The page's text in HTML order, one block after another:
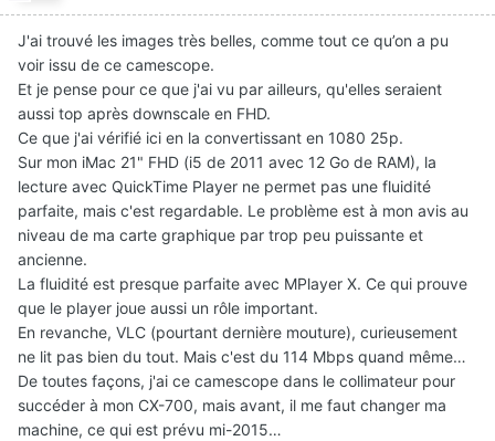
J'ai trouvé les images très belles, comme tout ce qu’on a pu
voir issu de ce camescope.
Et je pense pour ce que j'ai vu par ailleurs, qu'elles seraient
aussi top après downscale en FHD.
Ce que j'ai vérifié ici en la convertissant en 1080 25p.
Sur mon iMac 21" FHD (i5 de 2011 avec 12 Go de RAM), la
lecture avec QuickTime Player ne permet pas une fluidité
parfaite, mais c'est regardable. Le problème est à mon avis au
niveau de ma carte graphique par trop peu puissante et
ancienne.
La fluidité est presque parfaite avec MPlayer X. Ce qui prouve
que le player joue aussi un rôle important.
En revanche, VLC (pourtant dernière mouture), curieusement
ne lit pas bien du tout. Mais c'est du 114 Mbps quand même…
De toutes façons, j'ai ce camescope dans le collimateur pour
succéder à mon CX-700, mais avant, il me faut changer ma
machine, ce qui est prévu mi-2015…